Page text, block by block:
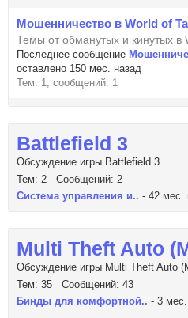
Мошенничество в World of
Темы от обманутых и кинутых в
Последнее сообщение
оставлено 150 мес. назад
Тем: 1, сообщений: 1
Battlefield 3
Обсуждение игры Battlefield 3
Тем: 2 Сообщений: 2
Система управления и.. - 42 мес.
Multi Theft Auto
Обсуждение игры Multi Theft Auto
Тем: 35 Сообщений: 43
Бинды для комфортной.. - 3